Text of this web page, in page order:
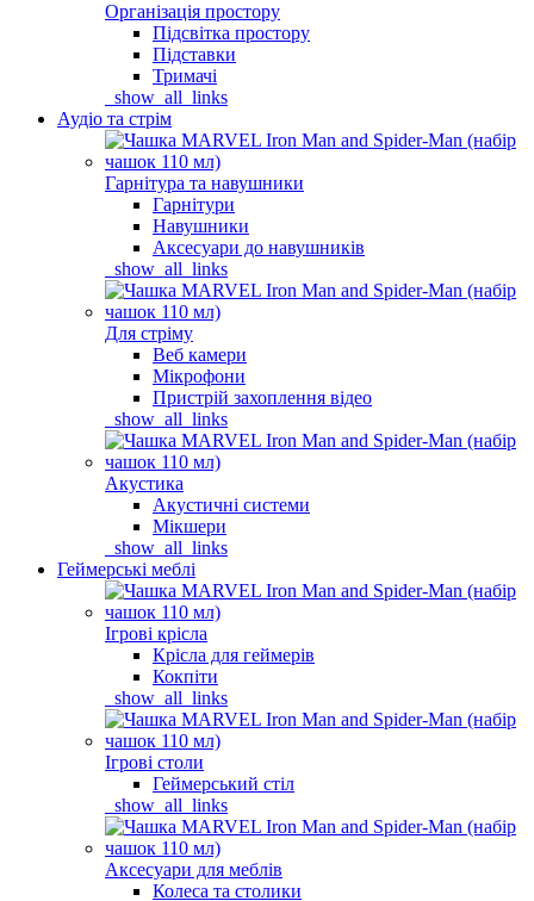
Організація простору
Підсвітка простору
Підставки
Тримачі
_show_all_links
Аудіо та стрім
Гарнітура та навушники
Гарнітури
Навушники
Аксесуари до навушників
_show_all_links
Для стріму
Веб камери
Мікрофони
Пристрій захоплення відео
_show_all_links
Акустика
Акустичні системи
Мікшери
_show_all_links
Геймерські меблі
Ігрові крісла
Крісла для геймерів
Кокпіти
_show_all_links
Ігрові столи
Геймерський стіл
_show_all_links
Аксесуари для меблів
Колеса та столики